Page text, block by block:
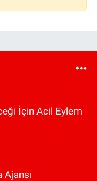
İçin Acil Eylem
Ajansı